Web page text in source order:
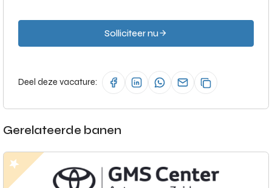
Solliciteer nu
Deel deze vacature:
Gerelateerde banen